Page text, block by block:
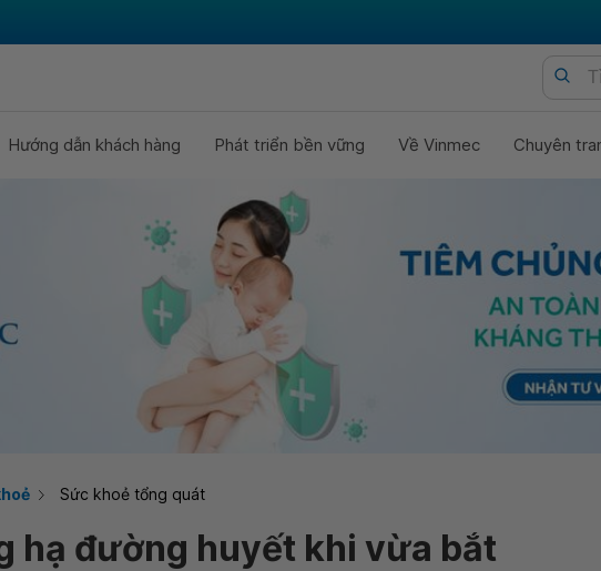
Hướng dẫn khách hàng Phát triển bền vững Về Vinmec Chuyên
Sức khoẻ tổng quát
hạ đường huyết khi vừa bắt